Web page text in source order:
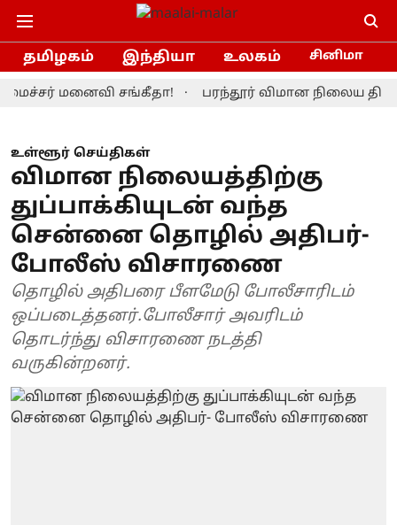
தமிழகம் இந்தியா உலகம் சினிமா
மனைவி சங்கீதா! பரந்தூர் விமான நிலைய
உள்ளூர் செய்திகள்
விமான நிலையத்திற்கு
துப்பாக்கியுடன் வந்த
சென்னை தொழில் அதிபர்-
போலீஸ் விசாரணை
தொழில் அதிபரை பீளமேடு போலீசாரிடம்
ஒப்படைத்தனர்.போலீசார் அவரிடம்
தொடர்ந்து விசாரணை நடத்தி
வருகின்றனர்.